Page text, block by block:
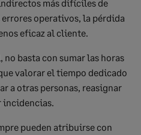
más difíciles de
operativos, la pérdida
eficaz al cliente.
basta con sumar las horas
valorar el tiempo dedicado
a otras personas, reasignar
incidencias.
pueden atribuirse con